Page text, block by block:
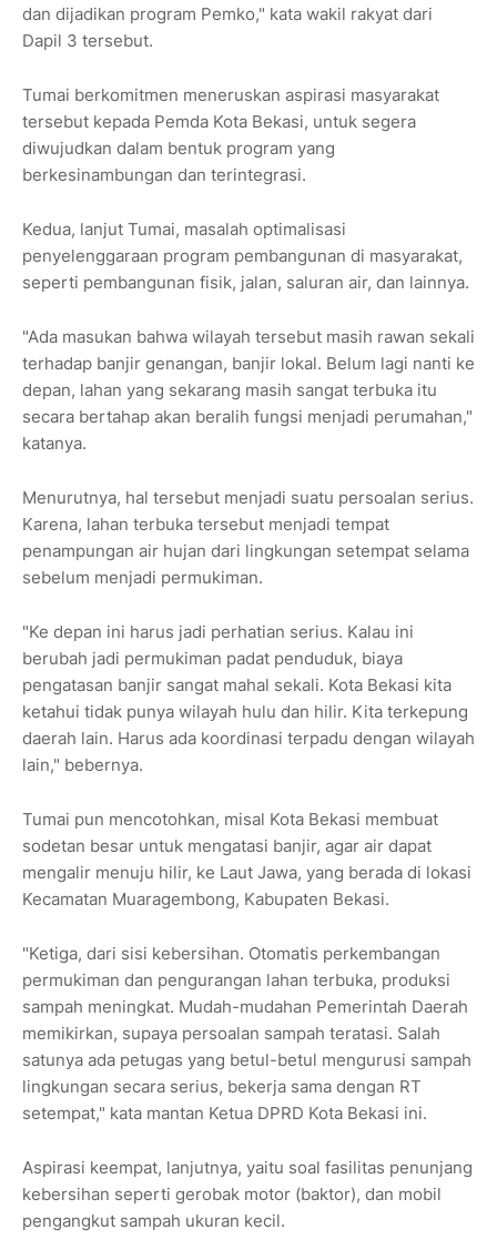
dan dijadikan program Pemko," kata wakil rakyat dari
Dapil 3 tersebut.
Tumai berkomitmen meneruskan aspirasi masyarakat
tersebut kepada Pemda Kota Bekasi, untuk segera
diwujudkan dalam bentuk program yang
berkesinambungan dan terintegrasi.
Kedua, lanjut Tumai, masalah optimalisasi
penyelenggaraan program pembangunan di masyarakat,
seperti pembangunan fisik, jalan, saluran air, dan lainnya.
"Ada masukan bahwa wilayah tersebut masih rawan sekali
terhadap banjir genangan, banjir lokal. Belum lagi nanti ke
depan, lahan yang sekarang masih sangat terbuka itu
secara bertahap akan beralih fungsi menjadi perumahan,"
katanya.
Menurutnya, hal tersebut menjadi suatu persoalan serius.
Karena, lahan terbuka tersebut menjadi tempat
penampungan air hujan dari lingkungan setempat selama
sebelum menjadi permukiman.
"Ke depan ini harus jadi perhatian serius. Kalau ini
berubah jadi permukiman padat penduduk, biaya
pengatasan banjir sangat mahal sekali. Kota Bekasi kita
ketahui tidak punya wilayah hulu dan hilir. Kita terkepung
daerah lain. Harus ada koordinasi terpadu dengan wilayah
lain," bebernya.
Tumai pun mencotohkan, misal Kota Bekasi membuat
sodetan besar untuk mengatasi banjir, agar air dapat
mengalir menuju hilir, ke Laut Jawa, yang berada di lokasi
Kecamatan Muaragembong, Kabupaten Bekasi.
"Ketiga, dari sisi kebersihan. Otomatis perkembangan
permukiman dan pengurangan lahan terbuka, produksi
sampah meningkat. Mudah-mudahan Pemerintah Daerah
memikirkan, supaya persoalan sampah teratasi. Salah
satunya ada petugas yang betul-betul mengurusi sampah
lingkungan secara serius, bekerja sama dengan RT
setempat," kata mantan Ketua DPRD Kota Bekasi ini.
Aspirasi keempat, lanjutnya, yaitu soal fasilitas penunjang
kebersihan seperti gerobak motor (baktor), dan mobil
pengangkut sampah ukuran kecil.